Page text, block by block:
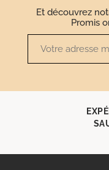
Et découvrez
Promis